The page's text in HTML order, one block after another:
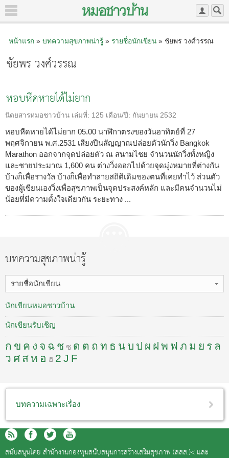
หน้าแรก» บทความสุขภาพน่ารู้» รายชื่อนักเขียน» ชัยพร วงศ์วรรณ
ชัยพร วงศ์วรรณ
หอบหืดหายได้ไม่ยาก
นิตยสารหมอชาวบ้าน เล่มที่: 125 เดือน/ปี: กันยายน 2532
หอบหืดหายได้ไม่ยาก 05.00 นาฬิกาตรงของวันอาทิตย์ที่ 27
พฤศจิกายน พ.ศ.2531 เสียงปืนสัญญาณปล่อยตัวนักวิ่ง Bangkok
Marathon ออกจากจุดปล่อยตัว ณ สนามไชย จำนวนนักวิ่งทั้งหญิง
และชายประมาณ 1,600 คน ต่างวิ่งออกไปด้วยจุดมุ่งหมายที่ต่างกัน
บ้างก็เพื่อรางวัล บ้างก็เพื่อทำลายสถิติเดิมของตนที่เคยทำไว้ ส่วนตัว
ของผู้เขียนเองวิ่งเพื่อสุขภาพเป็นจุดประสงค์หลัก และมีคนจำนวนไม่
น้อยที่มีความตั้งใจเดียวกัน ระยะทาง ...
บทความสุขภาพน่ารู้
รายชื่อนักเขียน
นักเขียนหมอชาวบ้าน
นักเขียนรับเชิญ
ก ข ค ง จ ฉ ช ซ ด ต ถ ท ธ นบ ป ผ ฝ พ ฟ ภ ม ย ร ล
ว ศ ส ห อ ฮ 2 J F
บทความเฉพาะเรื่อง
สนับสนุนโดย สำนักงานกองทุนสนับสนุนการสร้างเสริมสุขภาพ (สสส.)< และ